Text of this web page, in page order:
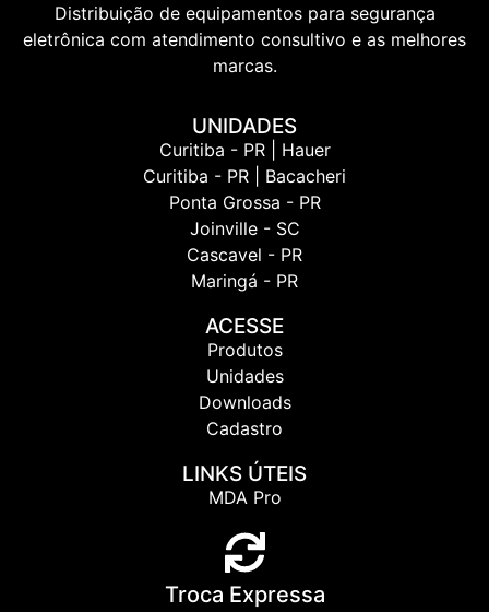
Distribuição de equipamentos para segurança
eletrônica com atendimento consultivo e as melhores
marcas.
UNIDADES
Curitiba - PR | Hauer
Curitiba - PR | Bacacheri
Ponta Grossa - PR
Joinville - SC
Cascavel - PR
Maringá - PR
ACESSE
Produtos
Unidades
Downloads
Cadastro
LINKS ÚTEIS
MDA Pro
Troca Expressa